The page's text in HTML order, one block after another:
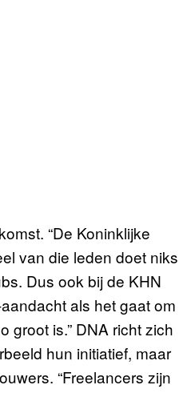
“De Koninklijke
van die leden doet niks
Dus ook bij de KHN
als het gaat om
groot is.” DNA richt zich
hun initiatief, maar
“Freelancers zijn